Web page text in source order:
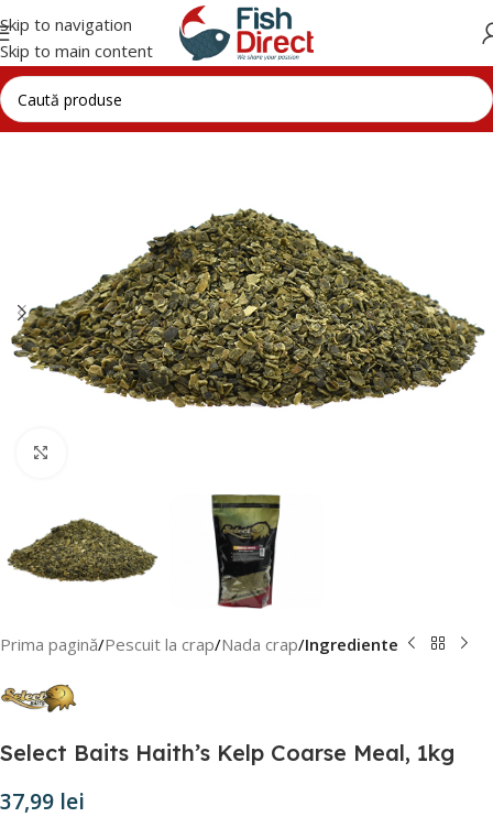
Skip to navigation
Skip to main content
Prima pagină Pescuit la crap Nada crap Ingrediente
Select Baits Haith’s Kelp Coarse Meal, 1kg
37,99 lei